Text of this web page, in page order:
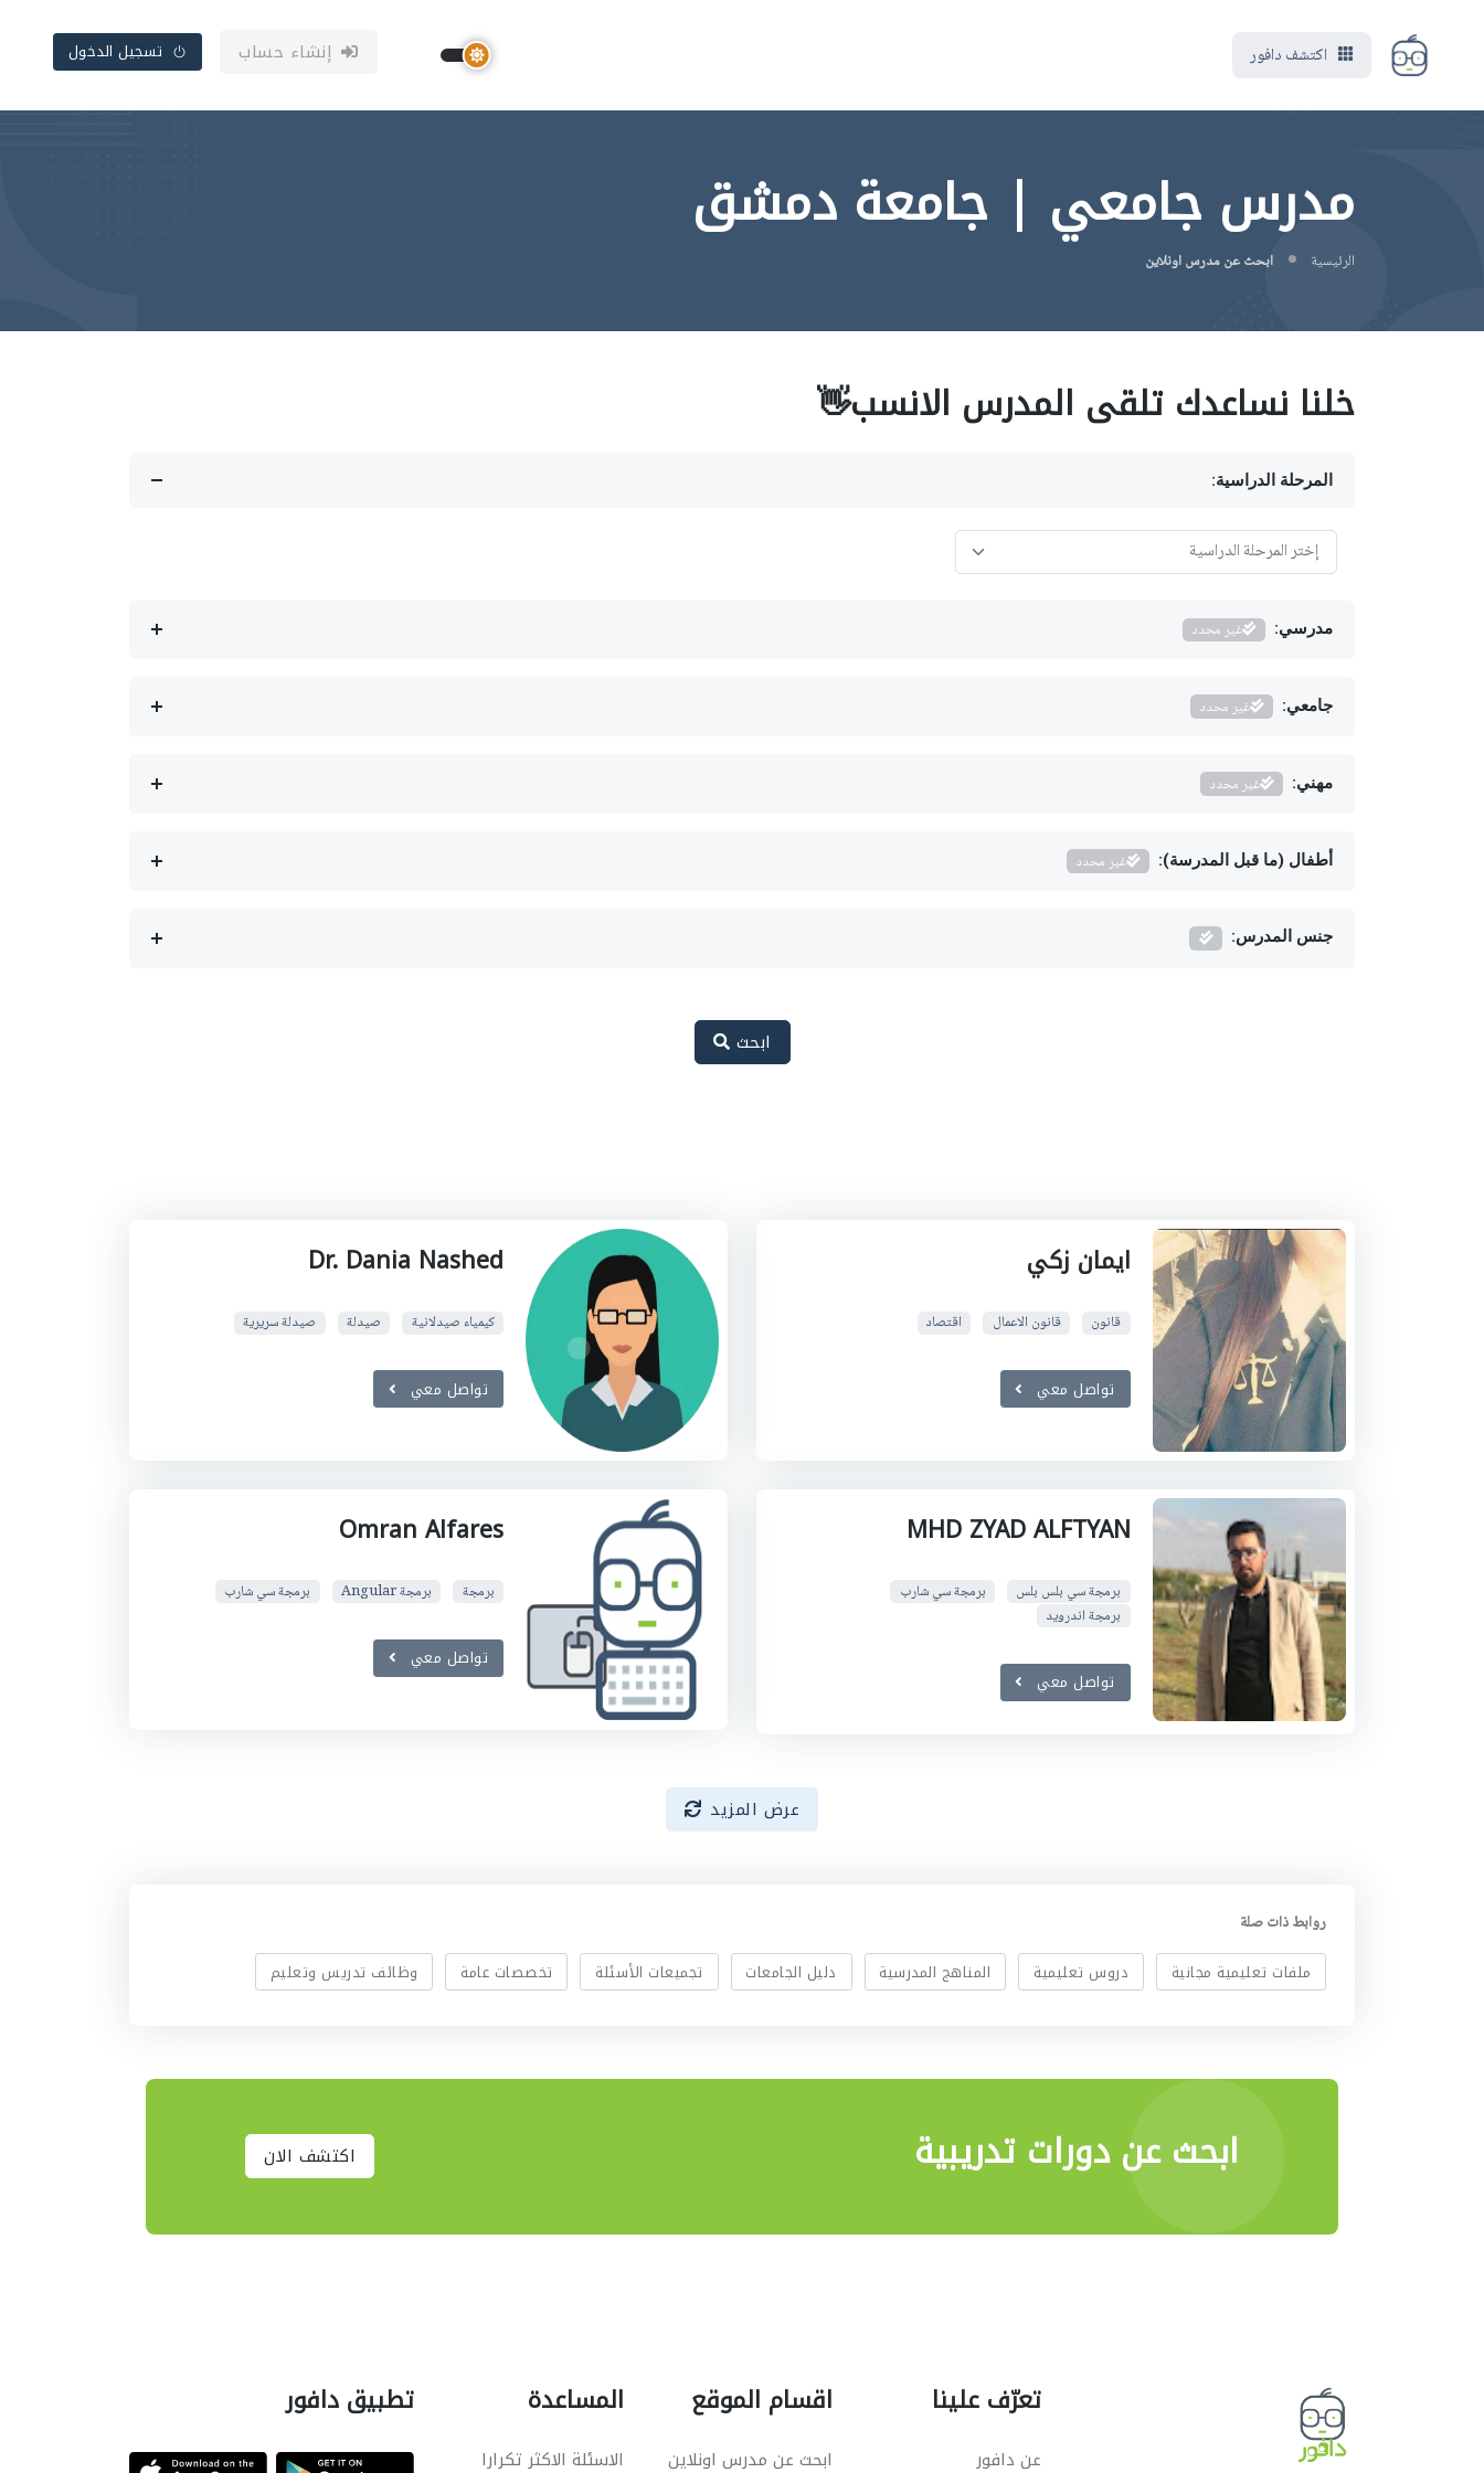
اكتشف دافور إنشاء حساب تسجيل الدخول
مدرس جامعي | جامعة دمشق
الرئيسية ابحث عن مدرس اونلاين
خلنا نساعدك تلقى المدرس الانسب👋
المرحلة الدراسية:
مدرسي: غير محدد
جامعي: غير محدد
مهني: غير محدد
أطفال (ما قبل المدرسة): غير محدد
جنس المدرس:
ابحث
ايمان زكي
قانون قانون الاعمال اقتصاد
تواصل معي
Dr. Dania Nashed
كيمياء صيدلانية صيدلة صيدلة سريرية
تواصل معي
MHD ZYAD ALFTYAN
برمجة سي بلس بلس
برمجة سي شارب
برمجة اندرويد
تواصل معي
Omran Alfares
برمجة برمجة Angular برمجة سي شارب
تواصل معي
عرض المزيد
روابط ذات صلة
ملفات تعليمية مجانية دروس تعليمية المناهج المدرسية دليل الجامعات تجميعات الأسئلة تخصصات عامة وظائف تدريس وتعليم
ابحث عن دورات تدريبية اكتشف الان
تعرّف علينا
عن دافور
اقسام الموقع
ابحث عن مدرس اونلاين
المساعدة
الاسئلة الاكثر تكرارا
تطبيق دافور